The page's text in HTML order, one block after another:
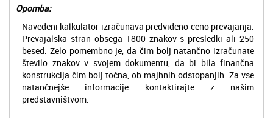
Opomba:
Navedeni kalkulator izračunava predvideno ceno prevajanja.
Prevajalska stran obsega 1800 znakov s presledki ali 250
besed. Zelo pomembno je, da čim bolj natančno izračunate
število znakov v svojem dokumentu, da bi bila finančna
konstrukcija čim bolj točna, ob majhnih odstopanjih. Za vse
natančnejše informacije kontaktirajte z našim
predstavništvom.